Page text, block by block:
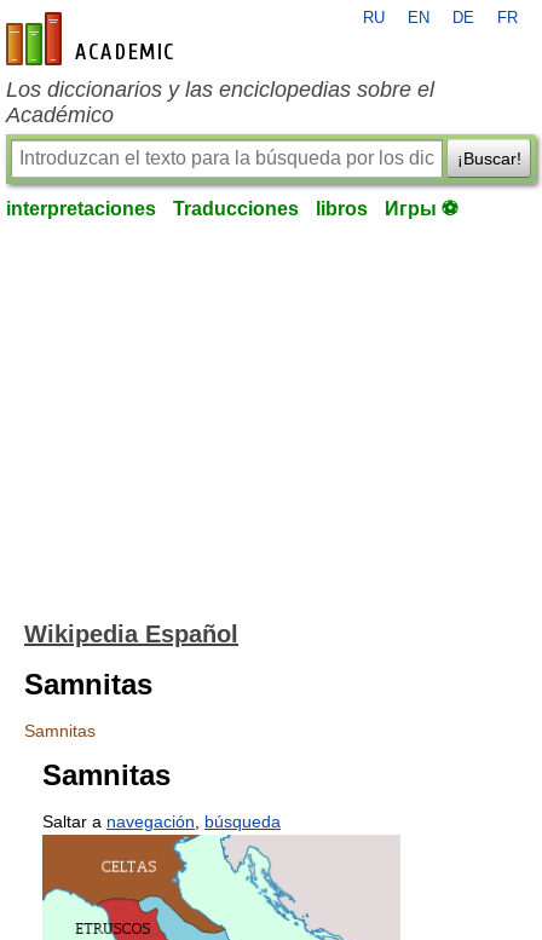
es-academic.com
RU EN DE FR
Los diccionarios y las enciclopedias sobre el
Académico
¡Buscar!
interpretaciones Traducciones libros Игры ⚽
Wikipedia Español
Samnitas
Samnitas
Samnitas
Saltar a navegación búsqueda